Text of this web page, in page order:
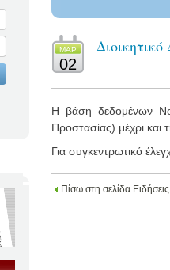
ΜΑΡ
02
Η βάση δεδομένων
Προστασίας) μέχρι και
Για συγκεντρωτικό
Πίσω στη σελίδα Ειδήσεις